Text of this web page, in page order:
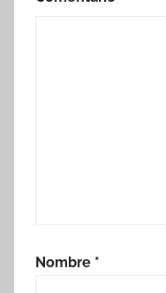
Nombre *